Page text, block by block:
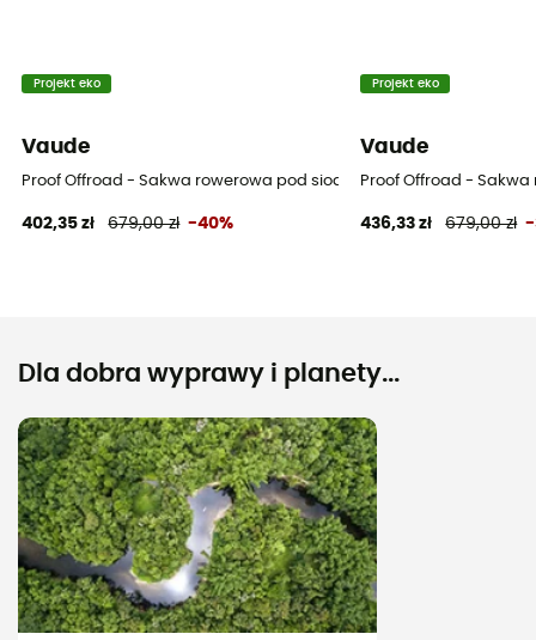
Projekt eko
Vaude
Proof Offroad - Sakwa rowerowa pod siodełko
402,35 zł 679,00 zł -40%
Projekt eko
Vaude
Proof Offroad - Sakwa
436,33 zł 679,00 zł -
Dla dobra wyprawy i planety...